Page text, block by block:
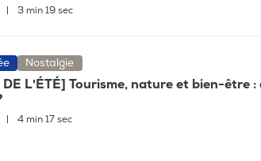
3 min 19 sec
Nostalgie
DE L'ÉTÉ] Tourisme, nature et bien-être
4 min 17 sec